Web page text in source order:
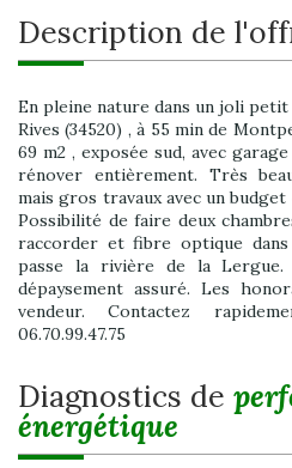
description de
En pleine nature dans un joli petit
Rives (34520) , à 55 min de
69 m2 , exposée sud, avec
rénover entièrement. Très
mais gros travaux avec un
Possibilité de faire deux
raccorder et fibre optique
passe la rivière de la Lergue.
dépaysement assuré. Les
vendeur. Contactez
06.70.99.47.75
diagnostics de
énergétique